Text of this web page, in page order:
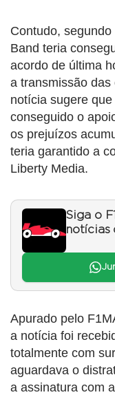
Contudo,
Band teria
acordo de última
a transmissão das
notícia sugere
conseguido o
os prejuízos
teria garantido a
Liberty Media.
Siga o
notícias
Apurado pelo
a notícia foi
totalmente com
aguardava o
a assinatura com